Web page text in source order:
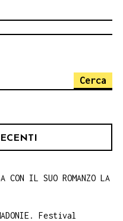
Stenio.
ottobre
IL SUO ROMANZO LA
Festival